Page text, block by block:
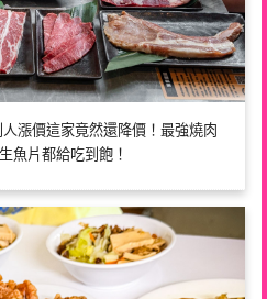
漲價這家竟然還降價！最強燒肉
魚片都給吃到飽！